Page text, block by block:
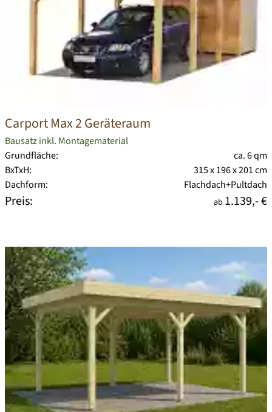
Carport Max 2 Geräteraum
Bausatz inkl. Montagematerial
Grundfläche:
ca. 6 qm
BxTxH:
315 x 196 x 201 cm
Dachform:
Flachdach+Pultdach
Preis: ab 1.139,- €